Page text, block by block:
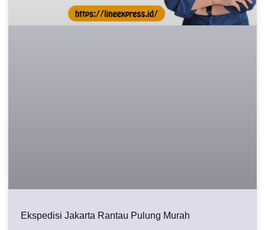
Ekspedisi Jakarta Rantau Pulung Murah